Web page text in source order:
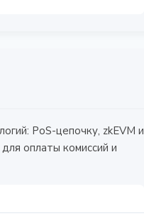
PoS-цепочку, zkEVM и
оплаты комиссий и